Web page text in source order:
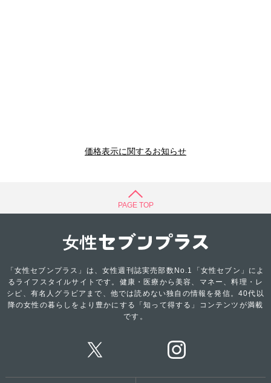
価格表示に関するお知らせ
PAGE TOP
「女性セブンプラス」は、女性週刊誌実売部数No.1「女性セブン」によ
るライフスタイルサイトです。健康・医療から美容、マネー、料理・レ
シピ、有名人グラビアまで、他では読めない独自の情報を発信。40代以
降の女性の暮らしをより豊かにする「知って得する」コンテンツが満載
です。